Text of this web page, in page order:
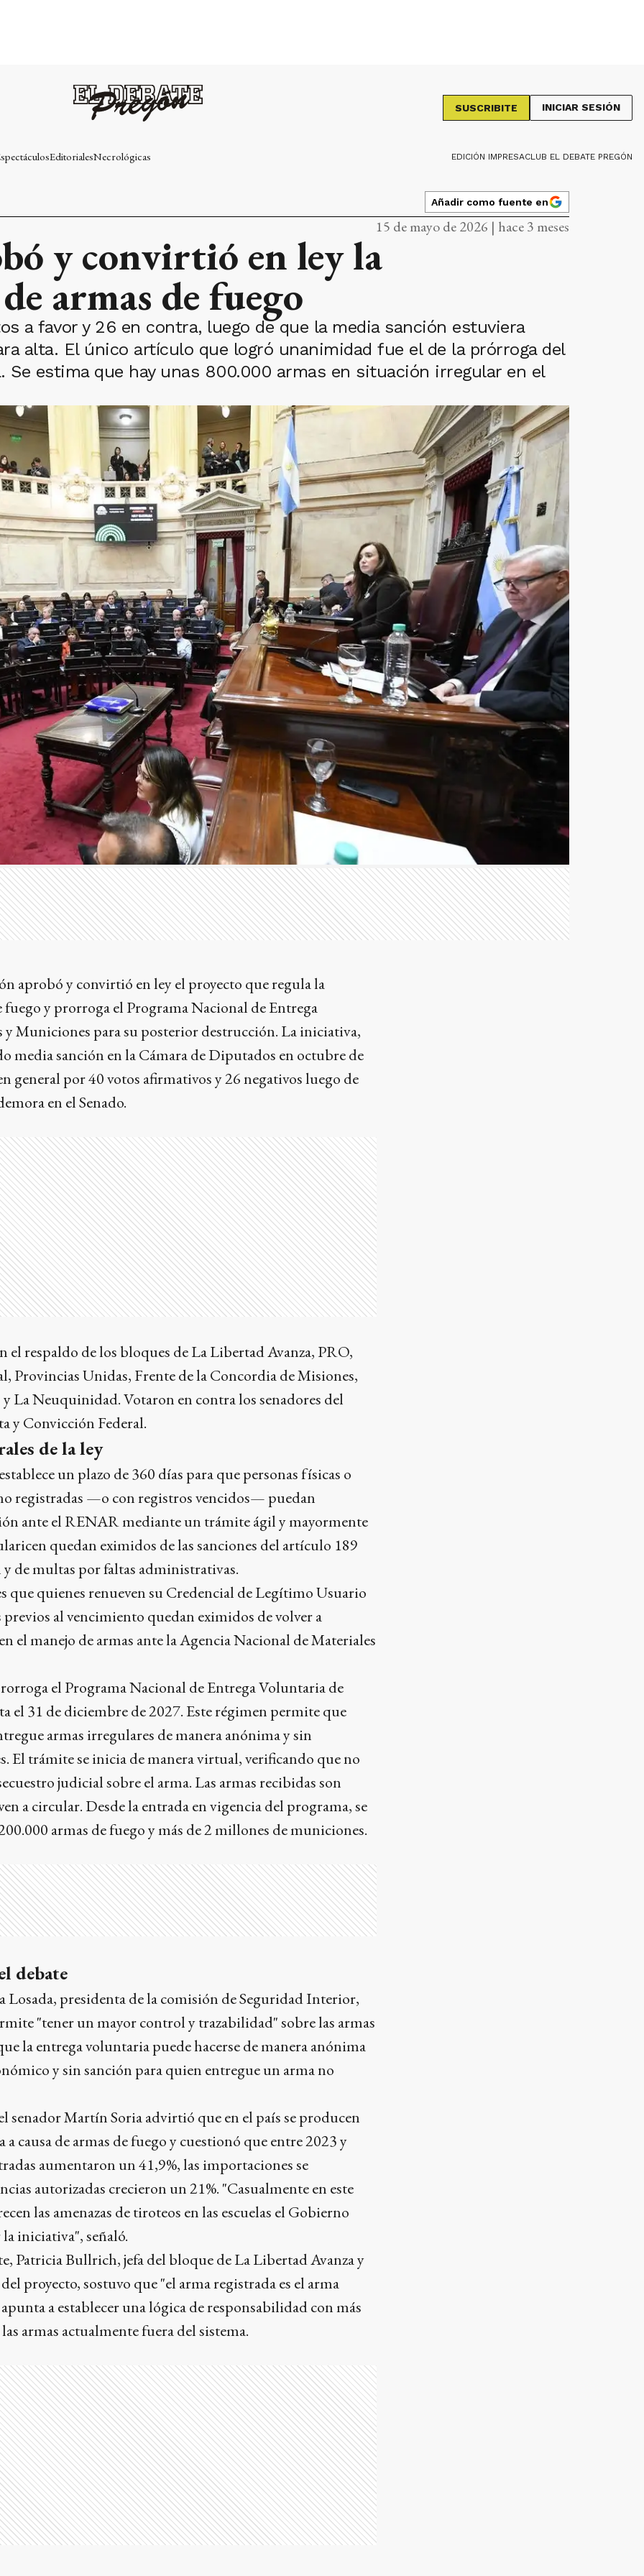
SUSCRIBITE INICIAR SESIÓN
EditorialesNecrológicas EDICIÓN IMPRESACLUB EL DEBATE PREGÓN
Añadir como fuente en
15 de mayo de 2026 | hace 3 meses
y convirtió en ley la
armas de fuego
a favor y 26 en contra, luego de que la media sanción estuviera
alta. El único artículo que logró unanimidad fue el de la prórroga del
Se estima que hay unas 800.000 armas en situación irregular en el
aprobó y convirtió en ley el proyecto que regula la
fuego y prorroga el Programa Nacional de Entrega
Municiones para su posterior destrucción. La iniciativa,
media sanción en la Cámara de Diputados en octubre de
general por 40 votos afirmativos y 26 negativos luego de
en el Senado.
el respaldo de los bloques de La Libertad Avanza, PRO,
Provincias Unidas, Frente de la Concordia de Misiones,
La Neuquinidad. Votaron en contra los senadores del
y Convicción Federal.
de la ley
un plazo de 360 días para que personas físicas o
registradas —o con registros vencidos— puedan
ante el RENAR mediante un trámite ágil y mayormente
quedan eximidos de las sanciones del artículo 189
de multas por faltas administrativas.
que quienes renueven su Credencial de Legítimo Usuario
al vencimiento quedan eximidos de volver a
el manejo de armas ante la Agencia Nacional de Materiales
el Programa Nacional de Entrega Voluntaria de
el 31 de diciembre de 2027. Este régimen permite que
armas irregulares de manera anónima y sin
El trámite se inicia de manera virtual, verificando que no
judicial sobre el arma. Las armas recibidas son
a circular. Desde la entrada en vigencia del programa, se
armas de fuego y más de 2 millones de municiones.
debate
Losada, presidenta de la comisión de Seguridad Interior,
"tener un mayor control y trazabilidad" sobre las armas
la entrega voluntaria puede hacerse de manera anónima
y sin sanción para quien entregue un arma no
senador Martín Soria advirtió que en el país se producen
causa de armas de fuego y cuestionó que entre 2023 y
aumentaron un 41,9%, las importaciones se
autorizadas crecieron un 21%. "Casualmente en este
las amenazas de tiroteos en las escuelas el Gobierno
la iniciativa", señaló.
Patricia Bullrich, jefa del bloque de La Libertad Avanza y
proyecto, sostuvo que "el arma registrada es el arma
a establecer una lógica de responsabilidad con más
armas actualmente fuera del sistema.